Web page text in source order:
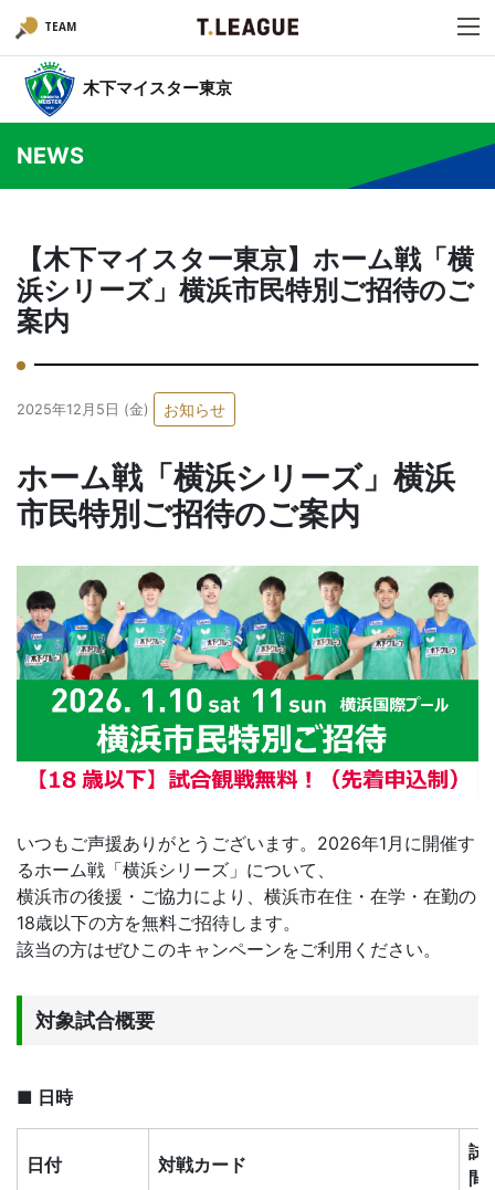
TEAM
木下マイスター東京
NEWS
【木下マイスター東京】ホーム戦「横
浜シリーズ」横浜市民特別ご招待のご
案内
2025年12月5日 (金) お知らせ
ホーム戦「横浜シリーズ」横浜
市民特別ご招待のご案内
いつもご声援ありがとうございます。2026年1月に開催す
るホーム戦「横浜シリーズ」について、
横浜市の後援・ご協力により、横浜市在住・在学・在勤の
18歳以下の方を無料ご招待します。
該当の方はぜひこのキャンペーンをご利用ください。
対象試合概要
■ 日時
日付 対戦カード
試
間